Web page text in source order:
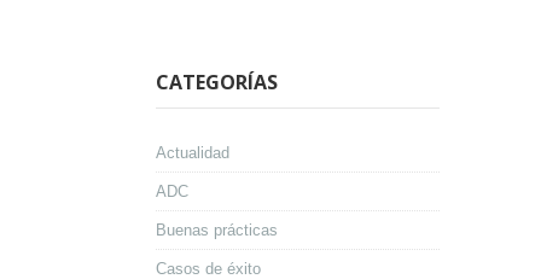
CATEGORÍAS
Actualidad
ADC
Buenas prácticas
Casos de éxito